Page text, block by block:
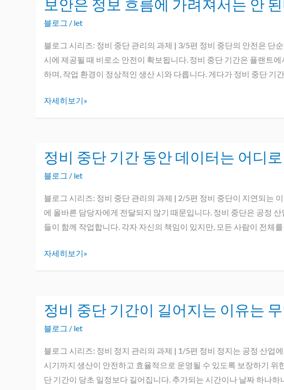
함
이
제
로
얼
나
용
을
초
래
하
는
보안은 정보 흐름에 가려져서는 안
블로그 / let
블로그 시리즈: 정비 중단 관리의 과제 | 3/5편 정비 중단의 안전은 단
시에 제공될 때 비로소 안전이 확보됩니다. 정비 중단 기간은 플랜트
하며, 작업 환경이 정상적인 생산 시와 다릅니다. 게다가 정비 중단
은
정
보
흐
에
가
서
는
된
다
자세히보기»
정비 중단 기간 동안 데이터는 어디
블로그 / let
블로그 시리즈: 정비 중단 관리의 과제 | 2/5편 정비 중단이 지연되는
에 올바른 담당자에게 전달되지 않기 때문입니다. 정비 중단은 공정
들이 함께 작업합니다. 각자 자신의 책임이 있지만, 모든 사람이 전체
정
비
중
단
기
간
안
데
는
어
로
사
라
자세히보기»
정비 중단 기간이 길어지는 이유는
블로그 / let
블로그 시리즈: 정비 정지 관리의 과제 | 1/5편 정비 정지는 공정 산업
시기까지 생산이 안전하고 효율적으로 운영될 수 있도록 보장하기
단 기간이 당초 일정보다 길어집니다. 추가되는 시간이나 날짜 하나하
정
비
중
단
기
간